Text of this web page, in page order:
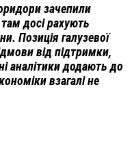
зачепили
досі рахують
Позиція галузевої
від підтримки,
аналітики додають до
взагалі не